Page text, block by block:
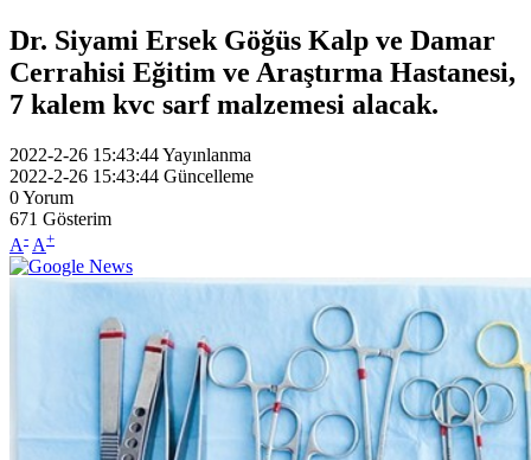
Dr. Siyami Ersek Göğüs Kalp ve Damar
Cerrahisi Eğitim ve Araştırma Hastanesi,
7 kalem kvc sarf malzemesi alacak.
2022-2-26 15:43:44Yayınlanma
2022-2-26 15:43:44 Güncelleme
0Yorum
671 Gösterim
A- A+